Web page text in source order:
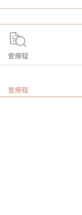
查療程
查療程